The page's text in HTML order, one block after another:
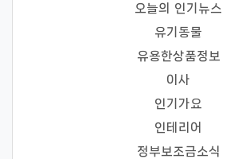
오늘의 인기뉴스
유기동물
유용한상품정보
이사
인기가요
인테리어
정부보조금소식